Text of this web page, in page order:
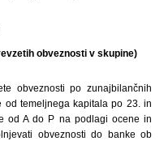
obveznosti v skupine)
obveznosti po zunajbilančnih
od temeljnega kapitala po 23. in
od A do P na podlagi ocene in
obveznosti do banke ob